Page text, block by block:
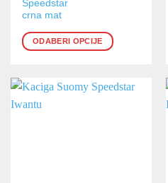
Speedstar
crna mat
ODABERI OPCIJE
proizvod
ima
više
varijanti.
mogu
odabrati